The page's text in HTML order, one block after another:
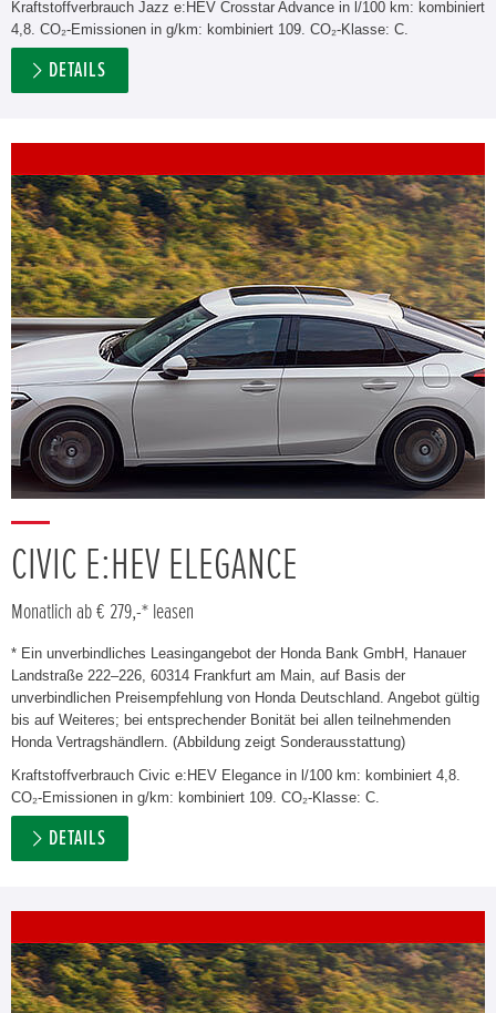
Kraftstoffverbrauch Jazz e:HEV Crosstar Advance in l/100 km: kombiniert
4,8. CO₂-Emissionen in g/km: kombiniert 109. CO₂-Klasse: C.
DETAILS
CIVIC E:HEV ELEGANCE
Monatlich ab € 279,-* leasen
* Ein unverbindliches Leasingangebot der Honda Bank GmbH, Hanauer
Landstraße 222–226, 60314 Frankfurt am Main, auf Basis der
unverbindlichen Preisempfehlung von Honda Deutschland. Angebot gültig
bis auf Weiteres; bei entsprechender Bonität bei allen teilnehmenden
Honda Vertragshändlern. (Abbildung zeigt Sonderausstattung)
Kraftstoffverbrauch Civic e:HEV Elegance in l/100 km: kombiniert 4,8.
CO₂-Emissionen in g/km: kombiniert 109. CO₂-Klasse: C.
DETAILS